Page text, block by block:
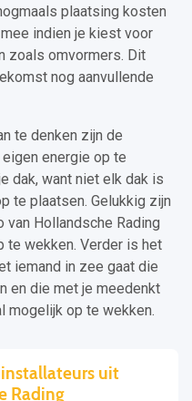
plaatsing kosten
indien je kiest voor
zoals omvormers. Dit
nog aanvullende
te denken zijn de
energie op te
dak, want niet elk dak is
te plaatsen. Gelukkig zijn
Hollandsche Rading
te wekken. Verder is het
iemand in zee gaat die
en die met je meedenkt
mogelijk op te wekken.
uit
Rading